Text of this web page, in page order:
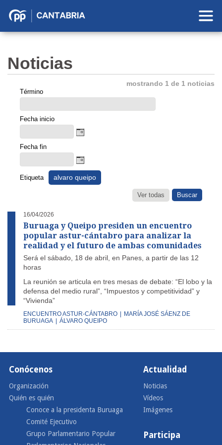
Partido
Cantabria
Noticias
mostrando 1 de 1 noticias
Término
Fecha inicio
Fecha fin
Etiqueta alvaro queipo
Ver todas
16/04/2026
Buruaga y Queipo presiden un encuentro
popular astur-cántabro para analizar la
realidad y el futuro de ambas comunidades
Será el sábado, 18 de abril, en Panes, a partir de las 12
horas
La reunión se articula en tres mesas de debate: “El lobo y la
defensa del medio rural”, “Impuestos y competitividad” y
“Vivienda”
ENCUENTRO ASTUR-CÁNTABRO
MARÍA JOSÉ SÁENZ DE
BURUAGA
ÁLVARO QUEIPO
Conócenos
Organización
Quién es quién
Conoce a la presidenta Buruaga
Comité Ejecutivo
Grupo Parlamentario Popular
Actualidad
Noticias
Vídeos
Imágenes
Participa